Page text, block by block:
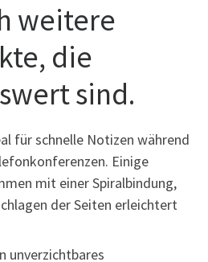
weitere
die
sind.
für schnelle Notizen während
Einige
mit einer Spiralbindung,
der Seiten erleichtert
unverzichtbares